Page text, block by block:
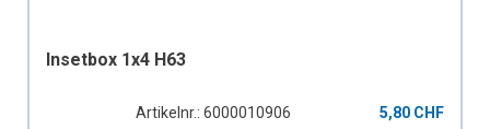
Insetbox 1x4 H63
Artikelnr.: 6000010906 5,80 CHF